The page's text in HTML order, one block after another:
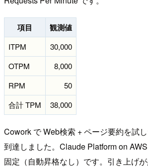
項目 観測値
ITPM
30,000
OTPM
8,000
RPM
50
合計 TPM
38,000
Cowork で Web検索 + ページ要約を試
到達しました。Claude Platform on
固定（自動昇格なし）です。引き上げ